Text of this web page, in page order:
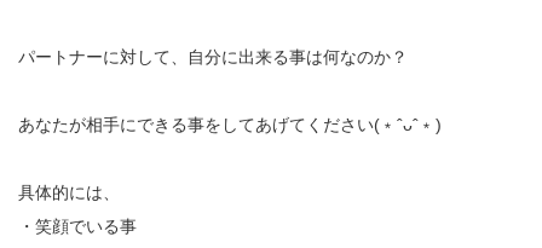
パートナーに対して、自分に出来る事は何なのか？
あなたが相手にできる事をしてあげてください(﹡ˆᴗˆ﹡)
具体的には、
・笑顔でいる事